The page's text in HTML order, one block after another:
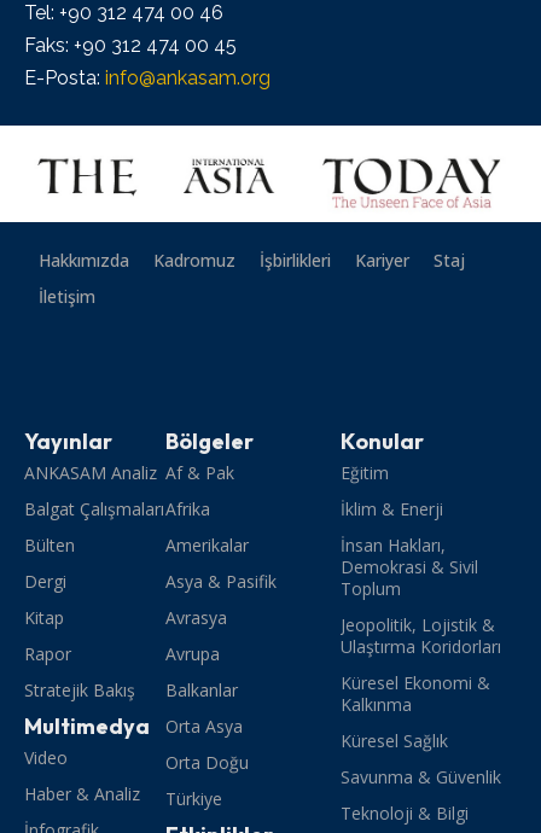
Tel: +90 312 474 00 46
Faks: +90 312 474 00 45
E-Posta: info@ankasam.org
Hakkımızda Kadromuz İşbirlikleri Kariyer
Staj
İletişim
Yayınlar
ANKASAM Analiz
Balgat Çalışmaları
Bülten
Dergi
Kitap
Rapor
Stratejik Bakış
Multimedya
Video
Haber & Analiz
Bölgeler
Af & Pak
Afrika
Amerikalar
Asya & Pasifik
Avrasya
Avrupa
Balkanlar
Orta Asya
Orta Doğu
Türkiye
Konular
Eğitim
İklim & Enerji
İnsan Hakları,
Demokrasi & Sivil
Toplum
Jeopolitik, Lojistik &
Ulaştırma Koridorları
Küresel Ekonomi &
Kalkınma
Küresel Sağlık
Savunma & Güvenlik
Teknoloji & Bilgi